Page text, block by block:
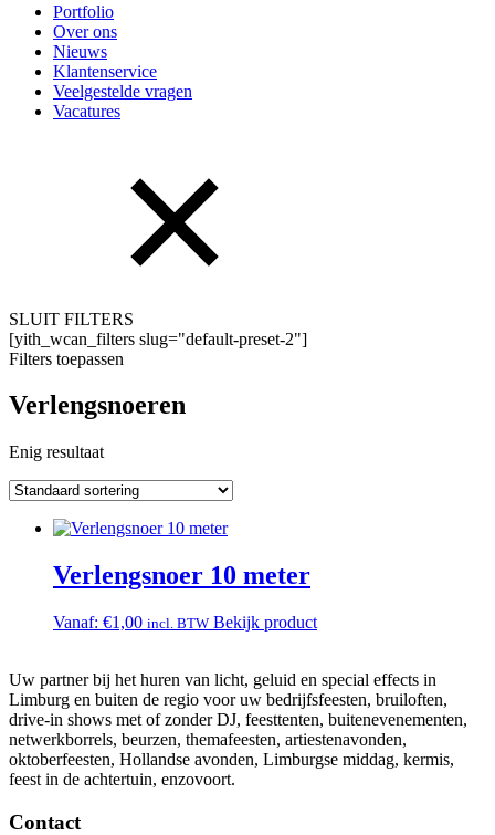
Portfolio
Over ons
Nieuws
Klantenservice
Veelgestelde vragen
Vacatures
SLUIT FILTERS
[yith_wcan_filters slug="default-preset-2"]
Filters toepassen
Verlengsnoeren
Enig resultaat
Verlengsnoer 10 meter
Vanaf: €1,00 incl. BTW Bekijk product
Uw partner bij het huren van licht, geluid en special effects in
Limburg en buiten de regio voor uw bedrijfsfeesten, bruiloften,
drive-in shows met of zonder DJ, feesttenten, buitenevenementen,
netwerkborrels, beurzen, themafeesten, artiestenavonden,
oktoberfeesten, Hollandse avonden, Limburgse middag, kermis,
feest in de achtertuin, enzovoort.
Contact